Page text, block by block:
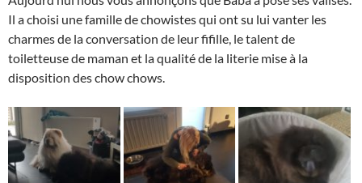
Il a choisi une famille de chowistes qui ont su lui vanter les
charmes de la conversation de leur fifille, le talent de
toiletteuse de maman et la qualité de la literie mise à la
disposition des chow chows.